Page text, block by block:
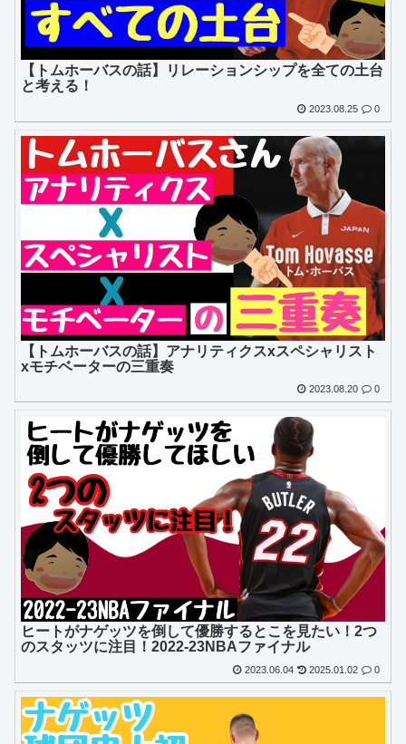
【トムホーバスの話】リレーションシップを全ての土台
と考える！
2023.08.25 0
【トムホーバスの話】アナリティクスxスペシャリスト
xモチベーターの三重奏
2023.08.20 0
ヒートがナゲッツを倒して優勝するとこを見たい！2つ
のスタッツに注目！2022-23NBAファイナル
2023.06.04 2025.01.02 0